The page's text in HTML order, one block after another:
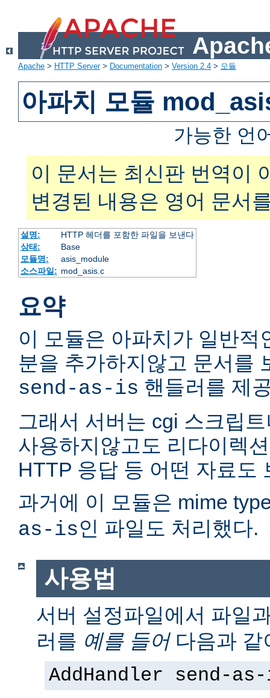
Apache > HTTP Server> Documentation > Version 2.4 > 모듈
아파치 모듈
가능한 언
이 문서는 최신판 번역이
변경된 내용은 영어 문서
설명:
HTTP 헤더를 포함한 파일을 보낸다
상태:
Base
모듈명:
asis_module
소스파일: mod_asis.c
요약
이 모듈은 아파치가 일반적
분을 추가하지않고 문서를
send-as-is 핸들러를 제
그래서 서버는 cgi 스크립
사용하지않고도 리다이렉
HTTP 응답 등 어떤 자료도
과거에 이 모듈은 mime
as-is인 파일도 처리했다.
사용법
서버 설정파일에서 파일
러를 예를 들어다음과 같
AddHandler send-